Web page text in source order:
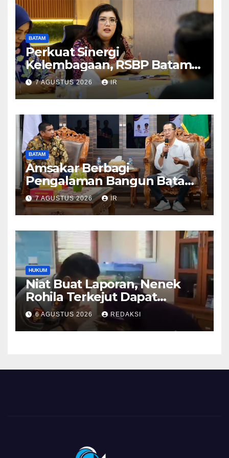
BATAM
Perkuat Sinergi
Kelembagaan, RSBP Batam
dan BPOM Pastikan
Pelayanan dan Ketersediaan
Obat Aman
7 AGUSTUS 2026 IR
BATAM
Amsakar Berbagi
Pengalaman Bangun Batam,
DPRD Dumai Dalami
Pendidikan hingga Investasi
7 AGUSTUS 2026 IR
HUKUM
Niat Buat Laporan, Nenek
Rohila Terkejut Dapat
Bantuan dari Kabid Propam
Kombes Pol Eddwi
6 AGUSTUS 2026 REDAKSI